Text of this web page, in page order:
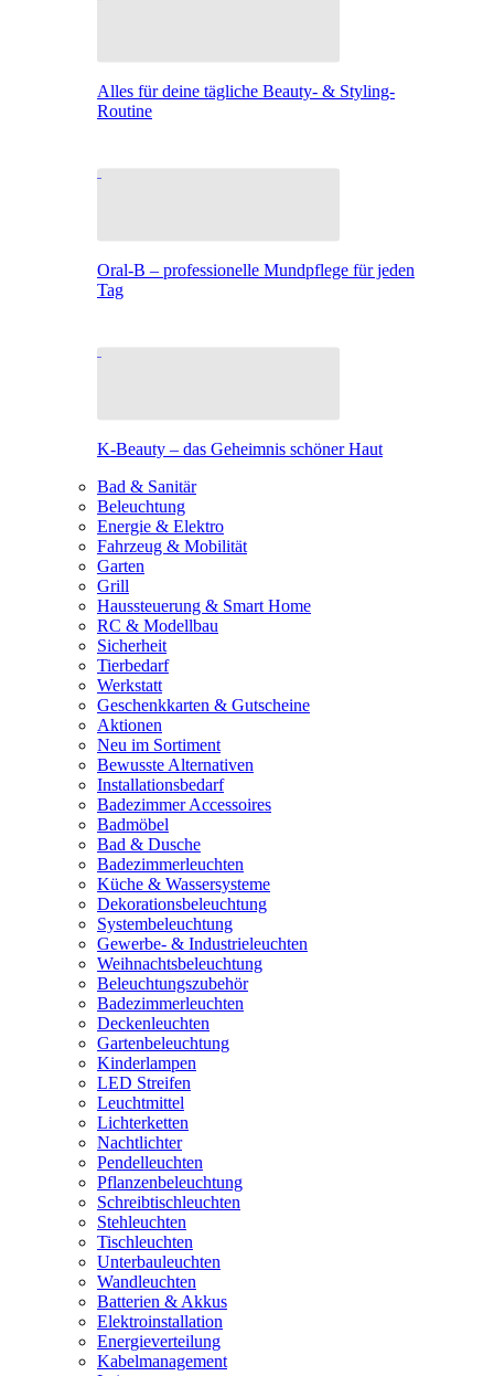
Alles für deine tägliche Beauty- & Styling-
Routine
Oral-B – professionelle Mundpflege für jeden
Tag
K-Beauty – das Geheimnis schöner Haut
Bad & Sanitär
Beleuchtung
Energie & Elektro
Fahrzeug & Mobilität
Garten
Grill
Haussteuerung & Smart Home
RC & Modellbau
Sicherheit
Tierbedarf
Werkstatt
Geschenkkarten & Gutscheine
Aktionen
Neu im Sortiment
Bewusste Alternativen
Installationsbedarf
Badezimmer Accessoires
Badmöbel
Bad & Dusche
Badezimmerleuchten
Küche & Wassersysteme
Dekorationsbeleuchtung
Systembeleuchtung
Gewerbe- & Industrieleuchten
Weihnachtsbeleuchtung
Beleuchtungszubehör
Badezimmerleuchten
Deckenleuchten
Gartenbeleuchtung
Kinderlampen
LED Streifen
Leuchtmittel
Lichterketten
Nachtlichter
Pendelleuchten
Pflanzenbeleuchtung
Schreibtischleuchten
Stehleuchten
Tischleuchten
Unterbauleuchten
Wandleuchten
Batterien & Akkus
Elektroinstallation
Energieverteilung
Kabelmanagement